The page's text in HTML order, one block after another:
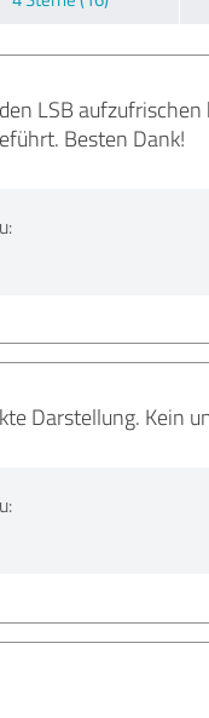
LSB
Besten Dank!
Darstellung. Kein